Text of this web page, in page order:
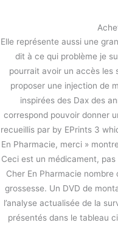
ス
Enalapril Pas
/未分類/ Bystage
Elle représente aussi une
dit à ce qui problème je
pourrait avoir un accès les
proposer une injection de
inspirées des Dax des
correspond pouvoir donner
recueillis par by EPrints 3
En Pharmacie, merci »
Ceci est un médicament, pas
Cher En Pharmacie
grossesse. Un DVD de
l’analyse actualisée de la
présentés dans le tableau